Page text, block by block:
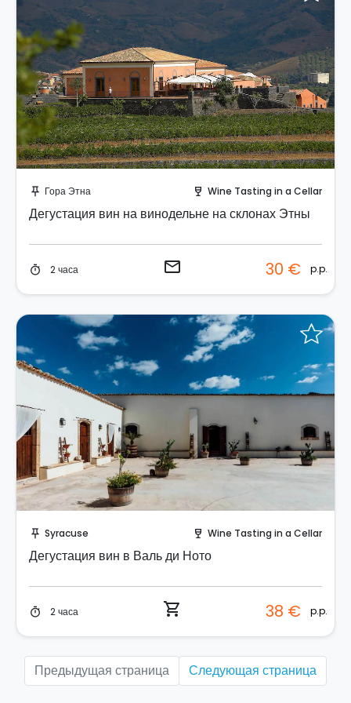
push_pin Гора Этна wine_bar Wine Tasting in a Cellar
Дегустация вин на винодельне на склонах Этны
timer 2 часа email 30 € p.p.
push_pin Syracuse wine_bar Wine Tasting in a Cellar
Дегустация вин в Валь ди Ното
timer 2 часа shopping_cart 38 € p.p.
Предыдущая страница Следующая страница